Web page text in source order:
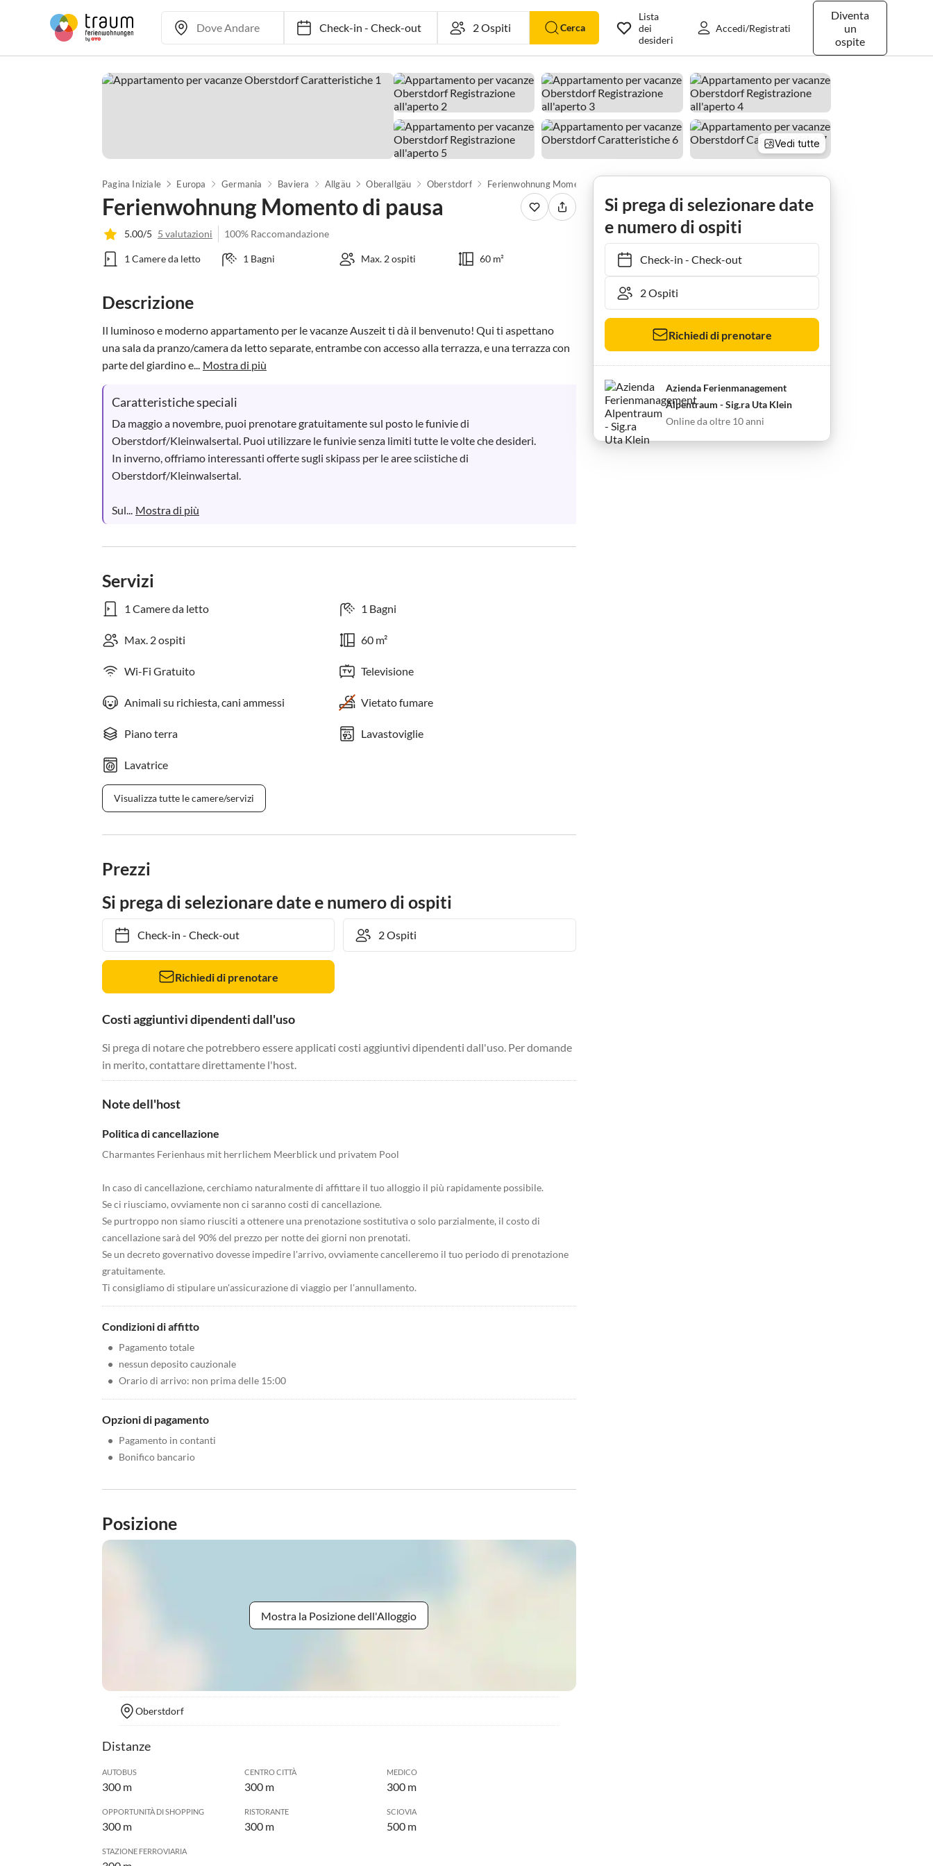
Check-in- Check-out Cerca
Diventa
un
ospite
Lista
dei
desideri
Accedi/Registrati
Vedi tutte
Pagina Iniziale Europa Germania Baviera Allgäu Oberallgäu Oberstdorf
Ferienwohnung Momento di pausa
5.00/5 5 valutazioni 100% Raccomandazione
1 Camere da letto 1 Bagni Max. 2 ospiti 60 m²
Descrizione
Il luminoso e moderno appartamento per le vacanze Auszeit ti dà il benvenuto! Qui ti aspettano
una sala da pranzo/camera da letto separate, entrambe con accesso alla terrazza, e una terrazza con
parte del giardino e... Mostra di più
Caratteristiche speciali
Da maggio a novembre, puoi prenotare gratuitamente sul posto le funivie di
Oberstdorf/Kleinwalsertal. Puoi utilizzare le funivie senza limiti tutte le volte che desideri.
In inverno, offriamo interessanti offerte sugli skipass per le aree sciistiche di
Oberstdorf/Kleinwalsertal.
Sul... Mostra di più
Servizi
1 Camere da letto 1 Bagni
Max. 2 ospiti 60 m²
Wi-Fi Gratuito Televisione
Animali su richiesta, cani ammessi Vietato fumare
Piano terra Lavastoviglie
Lavatrice
Visualizza tutte le camere/servizi
Prezzi
Si prega di selezionare date e numero di ospiti
Check-in- Check-out
Richiedi di prenotare
Costi aggiuntivi dipendenti dall'uso
Si prega di notare che potrebbero essere applicati costi aggiuntivi dipendenti dall'uso. Per domande
in merito, contattare direttamente l'host.
Note dell'host
Politica di cancellazione
Charmantes Ferienhaus mit herrlichem Meerblick und privatem Pool
In caso di cancellazione, cerchiamo naturalmente di affittare il tuo alloggio il più rapidamente possibile.
Se ci riusciamo, ovviamente non ci saranno costi di cancellazione.
Se purtroppo non siamo riusciti a ottenere una prenotazione sostitutiva o solo parzialmente, il costo di
cancellazione sarà del 90% del prezzo per notte dei giorni non prenotati.
Se un decreto governativo dovesse impedire l'arrivo, ovviamente cancelleremo il tuo periodo di prenotazione
gratuitamente.
Ti consigliamo di stipulare un'assicurazione di viaggio per l'annullamento.
Condizioni di affitto
• Pagamento totale
• nessun deposito cauzionale
• Orario di arrivo: non prima delle 15:00
Opzioni di pagamento
• Pagamento in contanti
• Bonifico bancario
Posizione
Mostra la Posizione dell'Alloggio
Oberstdorf
Distanze
AUTOBUS
300 m
CENTRO CITTÀ
300 m
MEDICO
300 m
OPPORTUNITÀ DI SHOPPING
300 m
RISTORANTE
300 m
SCIOVIA
500 m
STAZIONE FERROVIARIA
Si prega di selezionare date
e numero di ospiti
Check-in- Check-out
Richiedi di prenotare
Azienda Ferienmanagement
Alpentraum - Sig.ra Uta Klein
Online da oltre 10 anni